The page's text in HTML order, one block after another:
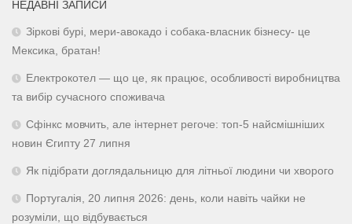
НЕДАВНІ ЗАПИСИ
Зіркові бурі, мери-авокадо і собака-власник бізнесу- це
Мексика, братан!
Електрокотел — що це, як працює, особливості виробництва
та вибір сучасного споживача
Сфінкс мовчить, але інтернет регоче: топ-5 найсмішніших
новин Єгипту 27 липня
Як підібрати доглядальницю для літньої людини чи хворого
Португалія, 20 липня 2026: день, коли навіть чайки не
розуміли, що відбувається